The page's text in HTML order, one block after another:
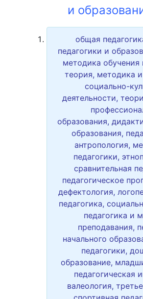
и
общая
педагогики и
методика обучения
теория, методика
социально-
деятельности,
образования,
образования,
антропология,
педагогики,
сравнительная
педагогическое
дефектология,
педагогика,
педагогика и
преподавания,
начального
педагогики,
образование,
педагогическая
валеология,